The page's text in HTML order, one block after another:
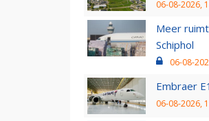
06-08-2026,
Meer
Schiphol
06-08-
Embraer
06-08-2026,